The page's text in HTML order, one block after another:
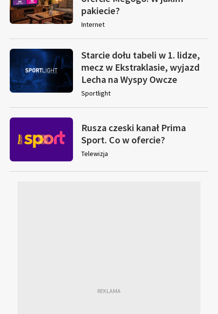
pakiecie?
Internet
Starcie dołu tabeli w 1. lidze,
mecz w Ekstraklasie, wyjazd
Lecha na Wyspy Owcze
Sportlight
Rusza czeski kanał Prima
Sport. Co w ofercie?
Telewizja